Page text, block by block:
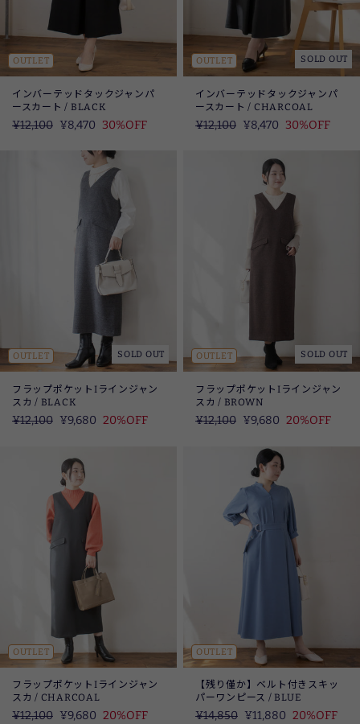
OUTLET
インバーテッドタックジャンパ
ースカート / BLACK
定
¥12,100 SALE
¥8,470 30%OFF
OUTLET SOLD OUT
インバーテッドタックジャンパ
ースカート / CHARCOAL
定
¥12,100 SALE
¥8,470 30%OFF
OUTLET SOLD OUT
フラップポケットIラインジャン
スカ / BLACK
定
¥12,100 SALE
¥9,680 20%OFF
OUTLET SOLD OUT
フラップポケットIラインジャン
スカ / BROWN
定
¥12,100 SALE
¥9,680 20%OFF
OUTLET
フラップポケットIラインジャン
スカ / CHARCOAL
定
¥12,100 SALE
¥9,680 20%OFF
OUTLET
【残り僅か】ベルト付きスキッ
パーワンピース / BLUE
定
¥14,850 SALE
¥11,880 20%OFF